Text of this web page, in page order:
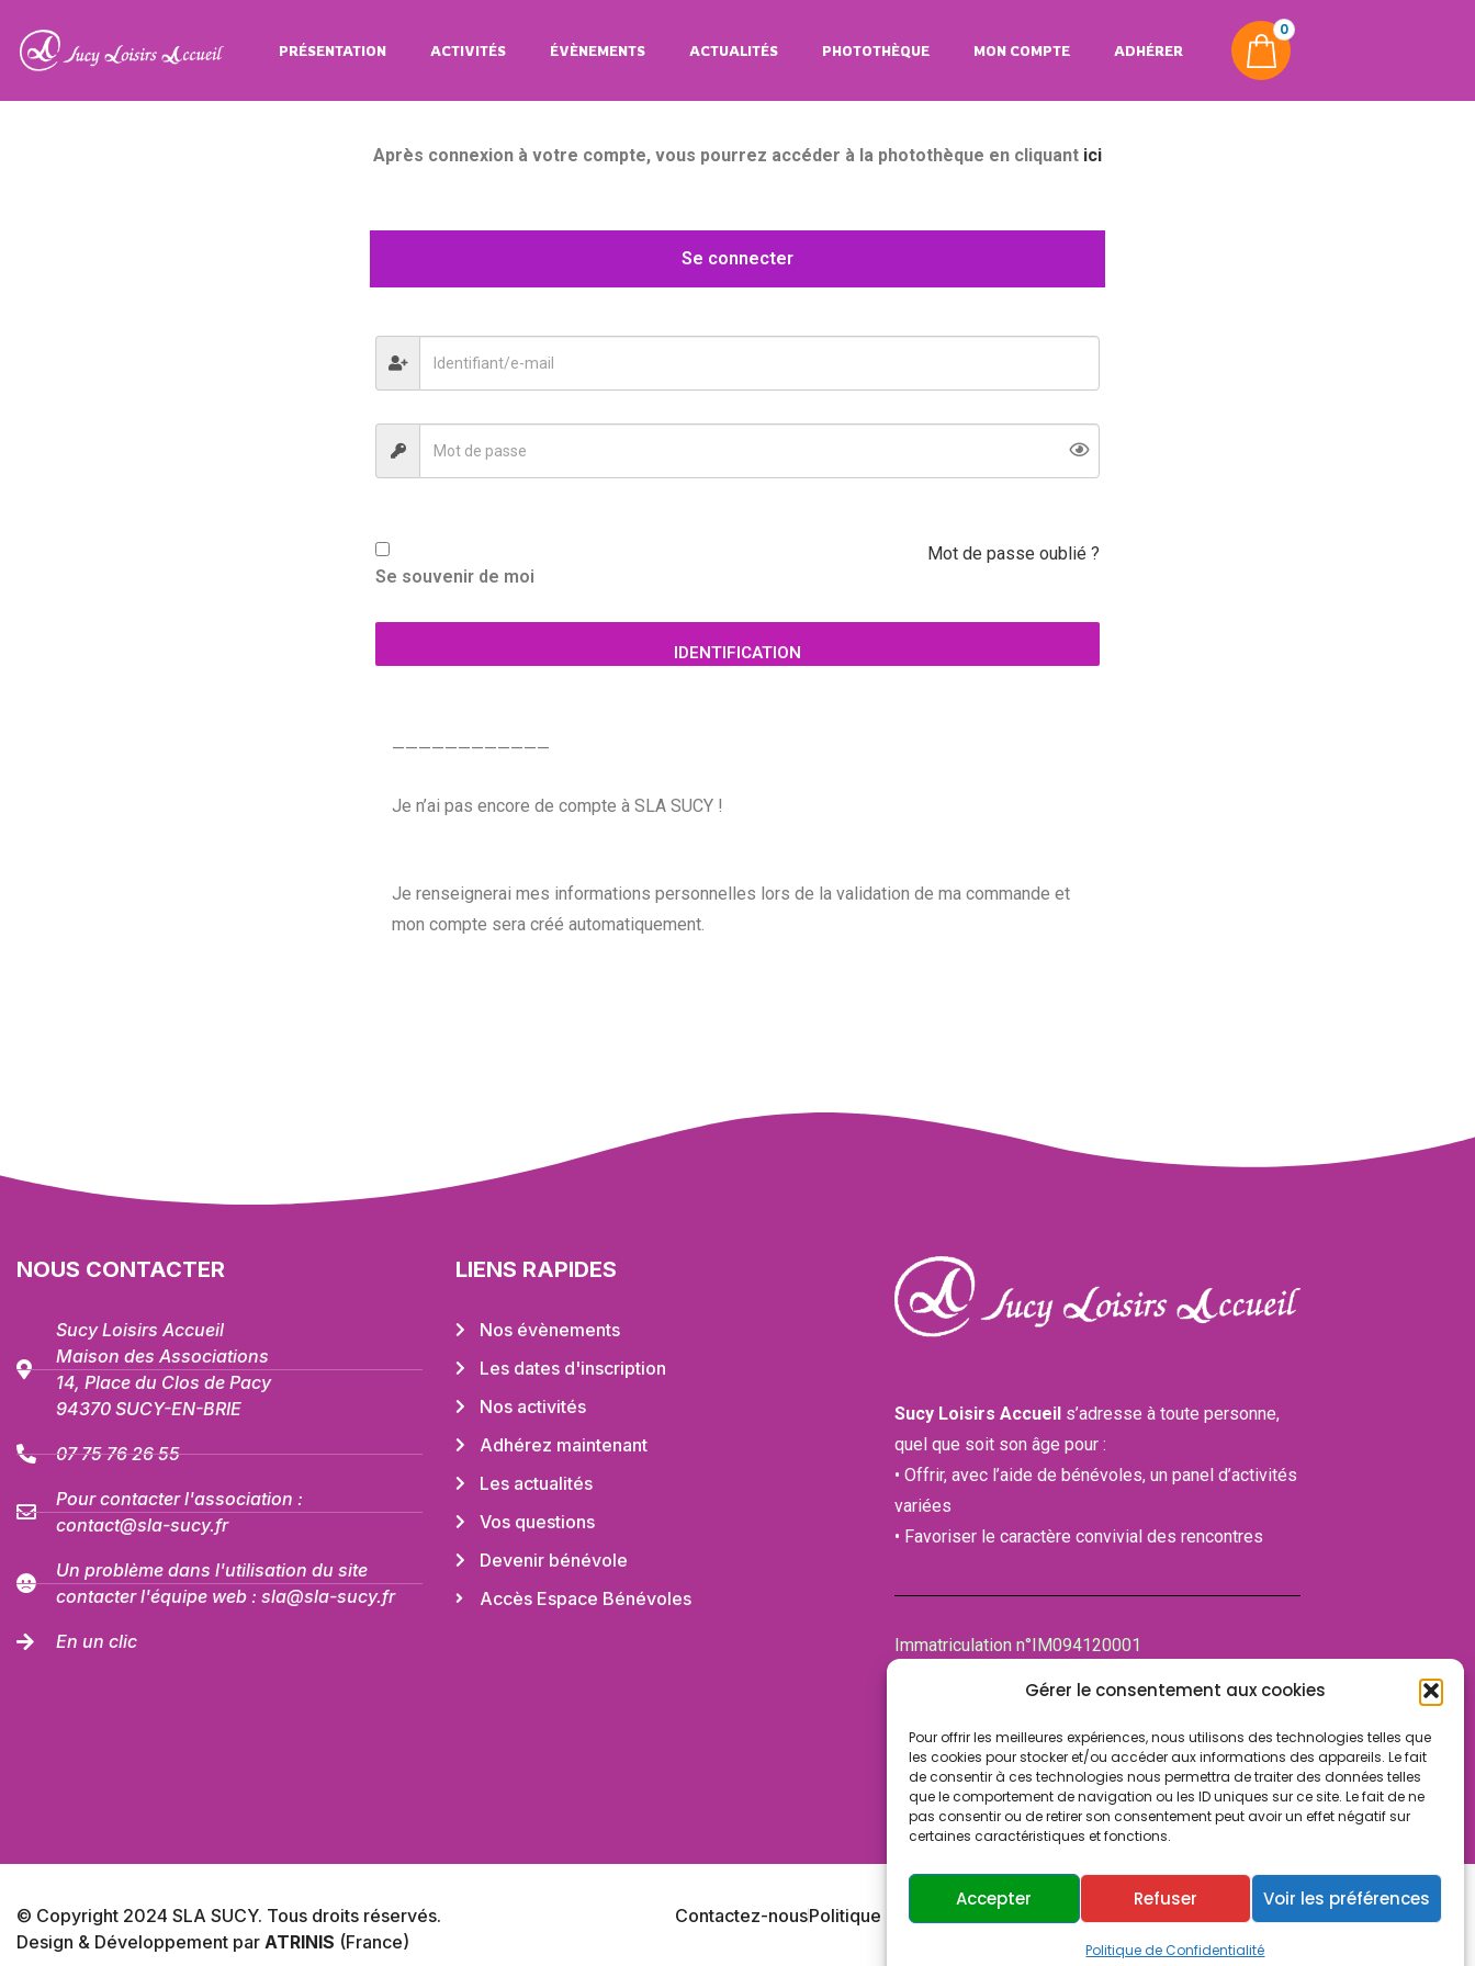
Gérer le consentement aux cookies
Pour offrir les meilleures expériences, nous utilisons des technologies telles que
les cookies pour stocker et/ou accéder aux informations des appareils. Le fait
de consentir à ces technologies nous permettra de traiter des données telles
que le comportement de navigation ou les ID uniques sur ce site. Le fait de ne
pas consentir ou de retirer son consentement peut avoir un effet négatif sur
certaines caractéristiques et fonctions.
Accepter Refuser Voir les préférences
Politique de Confidentialité
PRÉSENTATION ACTIVITÉS ÉVÈNEMENTS ACTUALITÉS PHOTOTHÈQUE MON COMPTE ADHÉRER
0
MON COMPTE
Après connexion à votre compte, vous pourrez accéder à la photothèque en cliquant ici
Se connecter
Se souvenir de moi
Mot de passe oublié ?
IDENTIFICATION
————————————
Je n’ai pas encore de compte à SLA SUCY !
Je renseignerai mes informations personnelles lors de la validation de ma commande et
mon compte sera créé automatiquement.
NOUS CONTACTER
Sucy Loisirs Accueil
Maison des Associations
14, Place du Clos de Pacy
94370 SUCY-EN-BRIE
07 75 76 26 55
Pour contacter l'association :
contact@sla-sucy.fr
Un problème dans l'utilisation du site
contacter l'équipe web : sla@sla-sucy.fr
En un clic
LIENS RAPIDES
Nos évènements
Les dates d'inscription
Nos activités
Adhérez maintenant
Les actualités
Vos questions
Devenir bénévole
Accès Espace Bénévoles
Sucy Loisirs Accueils’adresse à toute personne,
quel que soit son âge pour :
• Offrir, avec l’aide de bénévoles, un panel d’activités
variées
• Favoriser le caractère convivial des rencontres
Immatriculation n°IM094120001
© Copyright 2024 SLA SUCY. Tous droits réservés.
Design & Développement par ATRINIS (France)
Contactez-nousPolitique de confidentialité Cookies & vie privée